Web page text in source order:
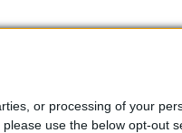
or processing of your
use the below opt-out